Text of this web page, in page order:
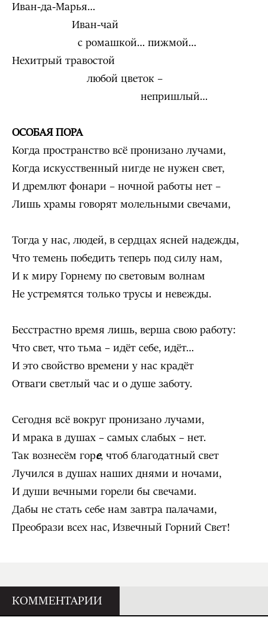
Иван-да-Марья…
Иван-чай
с ромашкой… пижмой…
Нехитрый травостой
любой цветок –
непришлый…
ОСОБАЯ ПОРА
Когда пространство всё пронизано лучами,
Когда искусственный нигде не нужен свет,
И дремлют фонари – ночной работы нет –
Лишь храмы говорят молельными свечами,
Тогда у нас, людей, в сердцах ясней надежды,
Что темень победить теперь под силу нам,
И к миру Горнему по световым волнам
Не устремятся только трусы и невежды.
Бесстрастно время лишь, верша свою работу:
Что свет, что тьма – идёт себе, идёт…
И это свойство времени у нас крадёт
Отваги светлый час и о душе заботу.
Сегодня всё вокруг пронизано лучами,
И мрака в душах – самых слабых – нет.
Так вознесём горе, чтоб благодатный свет
Лучился в душах наших днями и ночами,
И души вечными горели бы свечами.
Дабы не стать себе нам завтра палачами,
Преобрази всех нас, Извечный Горний Свет!
КОММЕНТАРИИ